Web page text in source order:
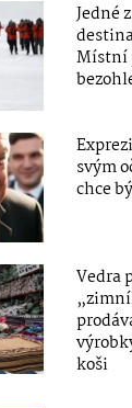
Jedné
Místní
svým
chce
Vedra
koši